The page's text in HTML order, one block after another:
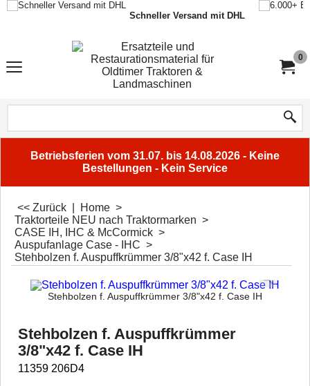
Schneller Versand mit DHL
0
Betriebsferien vom 31.07. bis 14.08.2026 - Keine
Bestellungen - Kein Service
<< Zurück Home >
Traktorteile NEU nach Traktormarken >
CASE IH, IHC & McCormick >
Auspufanlage Case - IHC >
Stehbolzen f. Auspuffkrümmer 3/8"x42 f. Case IH
Stehbolzen f. Auspuffkrümmer 3/8"x42 f. Case IH
Stehbolzen f. Auspuffkrümmer
3/8"x42 f. Case IH
11359 206D4